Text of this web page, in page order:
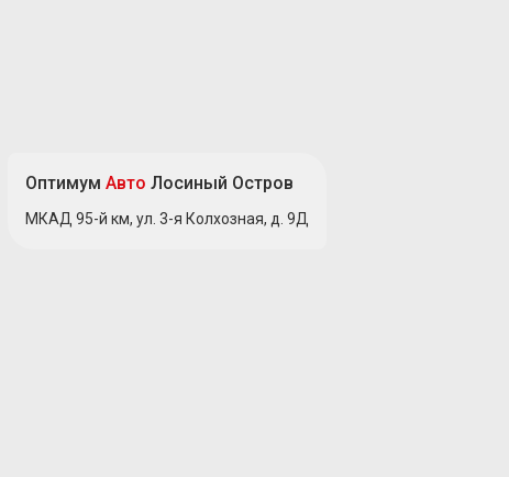
Оптимум Авто Лосиный Остров
МКАД 95-й км, ул. 3-я Колхозная, д. 9Д